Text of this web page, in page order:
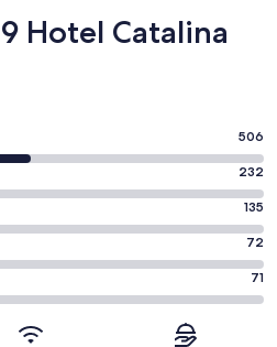
Hotel Catalina
506
232
135
72
71